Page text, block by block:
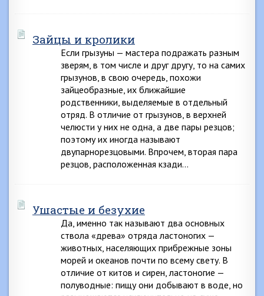
Зайцы и кролики
Если грызуны — мастера подражать разным
зверям, в том числе и друг другу, то на самих
грызунов, в свою очередь, похожи
зайцеобразные, их ближайшие
родственники, выделяемые в отдельный
отряд. В отличие от грызунов, в верхней
челюсти у них не одна, а две пары резцов;
поэтому их иногда называют
двупарнорезцовыми. Впрочем, вторая пара
резцов, расположенная кзади…
Ушастые и безухие
Да, именно так называют два основных
ствола «древа» отряда ластоногих —
животных, населяющих прибрежные зоны
морей и океанов почти по всему свету. В
отличие от китов и сирен, ластоногие —
полуводные: пищу они добывают в воде, но